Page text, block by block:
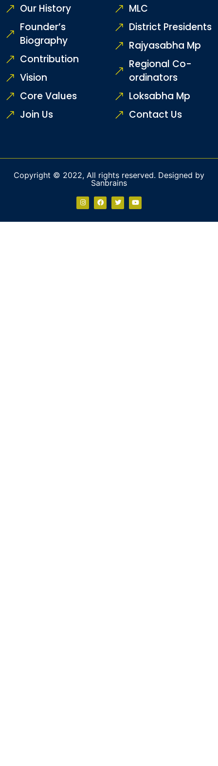
Our History
Founder’s
Biography
Contribution
Vision
Core Values
Join Us
MLC
District Presidents
Rajyasabha Mp
Regional Co-
ordinators
Loksabha Mp
Contact Us
Copyright © 2022, All rights reserved. Designed by
Sanbrains